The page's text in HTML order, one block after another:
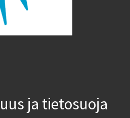
ja tietosuoja